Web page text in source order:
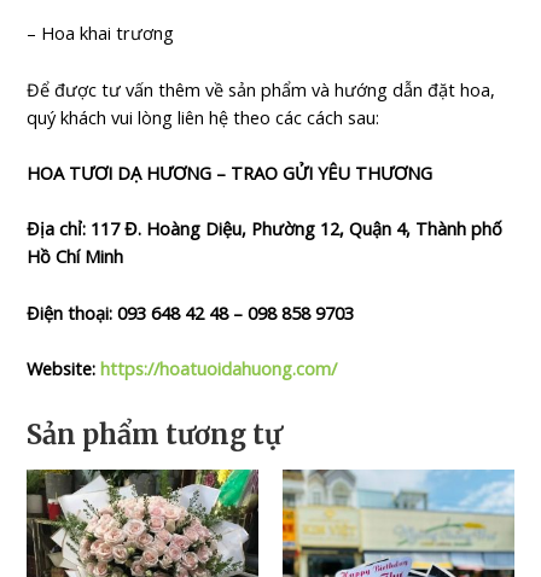
– Hoa khai trương
Để được tư vấn thêm về sản phẩm và hướng dẫn đặt hoa,
quý khách vui lòng liên hệ theo các cách sau:
HOA TƯƠI DẠ HƯƠNG – TRAO GỬI YÊU THƯƠNG
Địa chỉ: 117 Đ. Hoàng Diệu, Phường 12, Quận 4, Thành phố
Hồ Chí Minh
Điện thoại: 093 648 42 48 – 098 858 9703
Website:https://hoatuoidahuong.com/
Sản phẩm tương tự